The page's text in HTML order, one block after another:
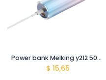
Power bank Melking y212 5000 mah KD2414-PB00008
$ 15,65